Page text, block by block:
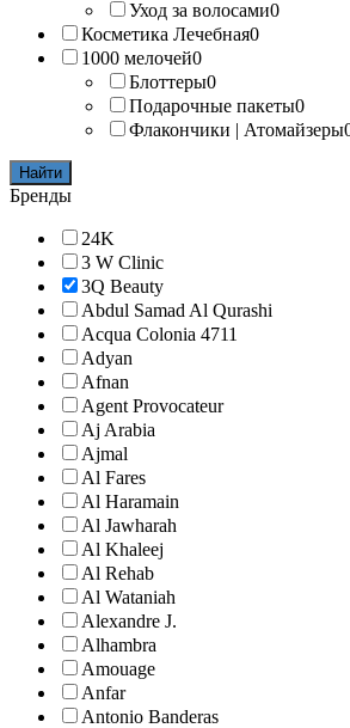
Уход за волосами0
Косметика Лечебная0
1000 мелочей0
Блоттеры0
Подарочные пакеты0
Флакончики | Атомайзеры
Найти
Бренды
24K
3 W Clinic
3Q Beauty
Abdul Samad Al Qurashi
Acqua Colonia 4711
Adyan
Afnan
Agent Provocateur
Aj Arabia
Ajmal
Al Fares
Al Haramain
Al Jawharah
Al Khaleej
Al Rehab
Al Wataniah
Alexandre J.
Alhambra
Amouage
Anfar
Antonio Banderas